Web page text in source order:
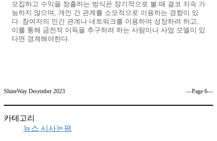
모집하고 수익을 창출하는 방식은 장기적으로 볼 때 결코 지속 가
능하지 않으며, 개인 간 관계를 소모적으로 이용하는 경향이 있
다. 참여자의 인간 관계나 네트워크를 이용하여 성장하려 하고,
이를 통해 금전적 이득을 추구하려 하는 사람이나 사업 모델이 있
다면 경계해야한다.
ShineWay December 2023 ―Page 6―
카테고리
뉴스 시사논평